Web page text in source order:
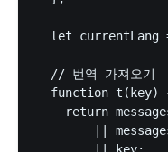
let currentLang
  // 번역 가져오기
function t(key)
return
||